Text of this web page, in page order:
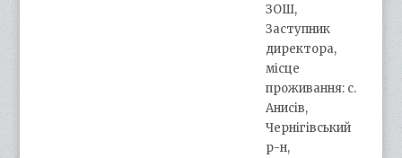
ЗОШ,
Заступник
директора,
місце
проживання: с.
Анисів,
Чернігівський
р-н,